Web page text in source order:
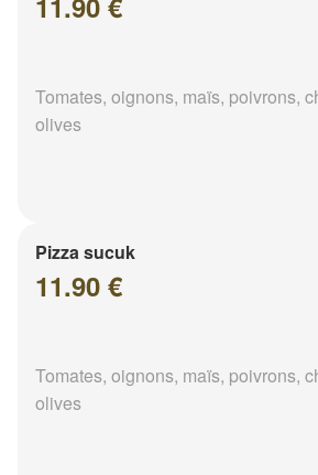
Tomates, oignons, maïs, poivrons,
olives
Pizza sucuk
11.90 €
Tomates, oignons, maïs, poivrons,
olives